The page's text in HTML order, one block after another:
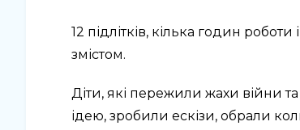
12 підлітків, кілька годин
змістом.
Діти, які пережили жахи війни
ідею, зробили ескізи, обрали